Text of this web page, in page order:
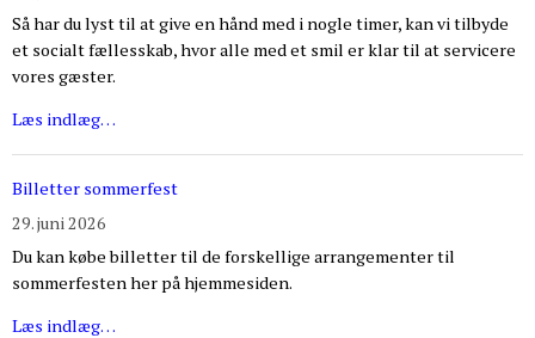
Så har du lyst til at give en hånd med i nogle timer, kan vi tilbyde
et socialt fællesskab, hvor alle med et smil er klar til at servicere
vores gæster.
Læs indlæg…
Billetter sommerfest
29. juni 2026
Du kan købe billetter til de forskellige arrangementer til
sommerfesten her på hjemmesiden.
Læs indlæg…